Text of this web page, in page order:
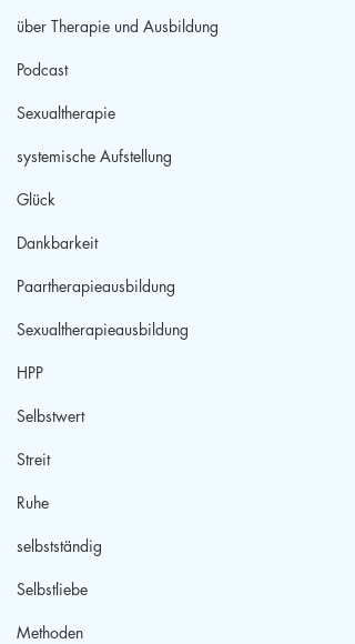
über Therapie und Ausbildung
Podcast
Sexualtherapie
systemische Aufstellung
Glück
Dankbarkeit
Paartherapieausbildung
Sexualtherapieausbildung
HPP
Selbstwert
Streit
Ruhe
selbstständig
Selbstliebe
Methoden